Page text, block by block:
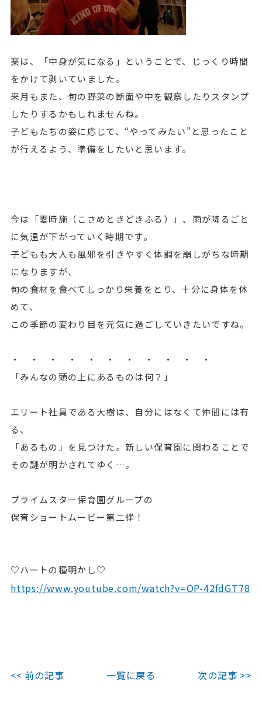
栗は、「中身が気になる」ということで、じっくり時間
をかけて剥いていました。
来月もまた、旬の野菜の断面や中を観察したりスタンプ
したりするかもしれませんね。
子どもたちの姿に応じて、“やってみたい”と思ったこと
が行えるよう、準備をしたいと思います。
今は「霎時施（こさめときどきふる）」、雨が降るごと
に気温が下がっていく時期です。
子どもも大人も風邪を引きやすく体調を崩しがちな時期
になりますが、
旬の食材を食べてしっかり栄養をとり、十分に身体を休
めて、
この季節の変わり目を元気に過ごしていきたいですね。
・ ・ ・ ・ ・ ・ ・ ・ ・ ・ ・
「みんなの頭の上にあるものは何？」
エリート社員である大樹は、自分にはなくて仲間には有
る、
「あるもの」を見つけた。新しい保育園に関わることで
その謎が明かされてゆく…。
プライムスター保育園グループの
保育ショートムービー第二弾！
♡ハートの種明かし♡
https://www.youtube.com/watch?v=OP-42fdGT78
<< 前の記事 一覧に戻る 次の記事 >>